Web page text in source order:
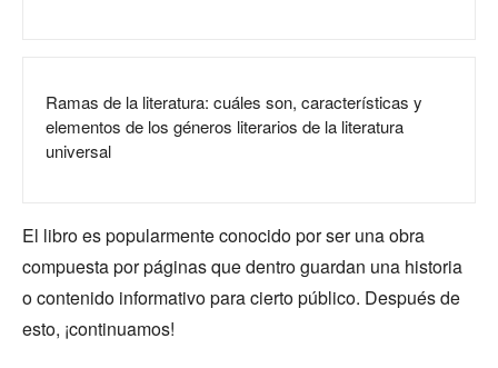
Ramas de la literatura: cuáles son, características y
elementos de los géneros literarios de la literatura
universal
El libro es popularmente conocido por ser una obra
compuesta por páginas que dentro guardan una historia
o contenido informativo para cierto público. Después de
esto, ¡continuamos!